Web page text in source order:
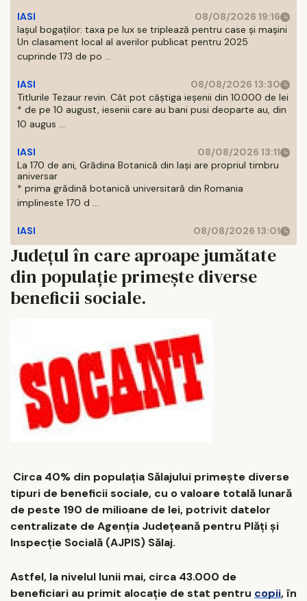
IASI
08/08/2026 19:16
Iașul bogaților: taxa pe lux se triplează pentru case și mașini
Un clasament local al averilor publicat pentru 2025
cuprinde 173 de po ...
IASI
08/08/2026 13:30
Titlurile Tezaur revin. Cât pot câștiga ieșenii din 10.000 de lei
* de pe 10 august, iesenii care au bani pusi deoparte au, din
10 augus ...
IASI
08/08/2026 13:11
La 170 de ani, Grădina Botanică din Iași are propriul timbru
aniversar
* prima grădină botanică universitară din Romania
implineste 170 d ...
IASI 08/08/2026 13:01
Județul în care aproape jumătate
din populație primește diverse
beneficii sociale.
Circa 40% din populația Sălajului primește diverse
tipuri de beneficii sociale, cu o valoare totală lunară
de peste 190 de milioane de lei, potrivit datelor
centralizate de Agenția Județeană pentru Plăți și
Inspecție Socială (AJPIS) Sălaj.
Astfel, la nivelul lunii mai, circa 43.000 de
beneficiari au primit alocație de stat pentru copii, în